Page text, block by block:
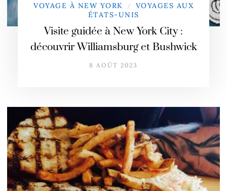
VOYAGE À NEW YORK /
VOYAGES AUX
ÉTATS-UNIS
Visite guidée à New York City :
découvrir Williamsburg et Bushwick
8 AOÛT 2023